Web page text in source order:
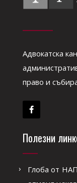
Адвокатска
право и
Полезни
Глоба от